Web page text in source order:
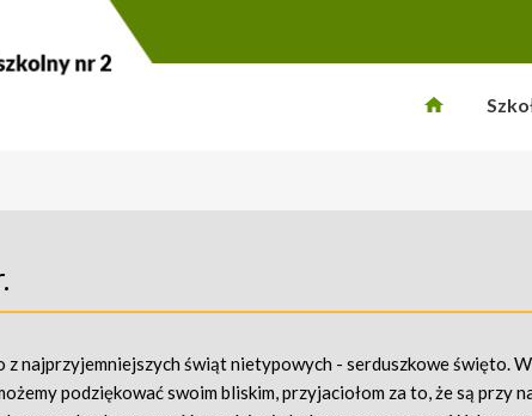
najprzyjemniejszych świąt nietypowych - serduszkowe święto.
podziękować swoim bliskim, przyjaciołom za to, że są przy